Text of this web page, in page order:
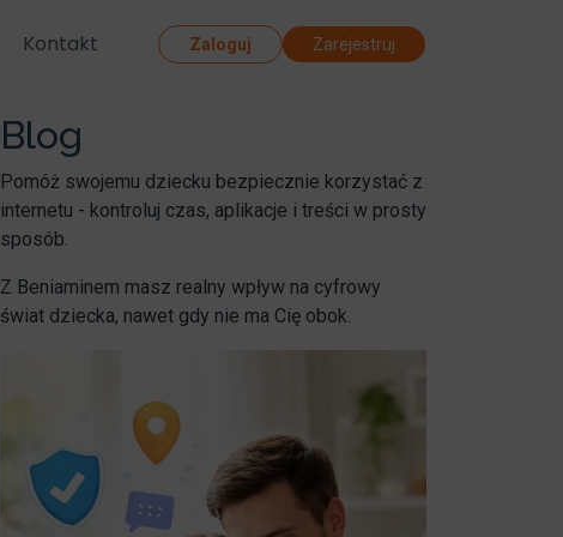
Kontakt Zaloguj Zarejestruj
Blog
Pomóż swojemu dziecku bezpiecznie korzystać z
internetu - kontroluj czas, aplikacje i treści w prosty
sposób.
Z Beniaminem masz realny wpływ na cyfrowy
świat dziecka, nawet gdy nie ma Cię obok.